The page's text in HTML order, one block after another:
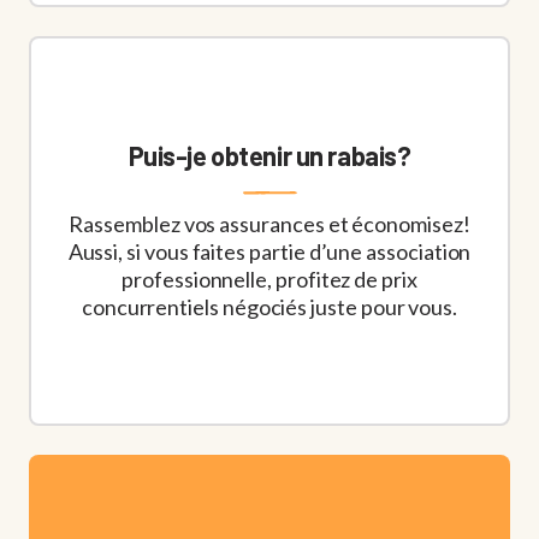
Mirabel
450 581-0072 / 1 888 307-8394
Du lundi au vendredi / 8h30 à 17h
Mont-Laurier
391, boulevard Albiny-Paquette
Mont-Laurier, QC J9L 1K5
Puis-je obtenir un rabais?
Rassemblez vos assurances et économisez!
Aussi, si vous faites partie d’une association
professionnelle, profitez de prix
concurrentiels négociés juste pour vous.